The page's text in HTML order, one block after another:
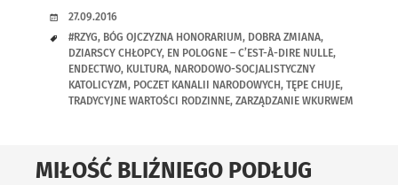
RANDKA
27.09.2016
TAGI
#RZYG, BÓG OJCZYZNA HONORARIUM, DOBRA ZMIANA,
DZIARSCY CHŁOPCY, EN POLOGNE – C’EST-À-DIRE NULLE,
ENDECTWO, KULTURA, NARODOWO-SOCJALISTYCZNY
KATOLICYZM, POCZET KANALII NARODOWYCH, TĘPE CHUJE,
TRADYCYJNE WARTOŚCI RODZINNE, ZARZĄDZANIE WKURWEM
MIŁOŚĆ BLIŹNIEGO PODŁUG